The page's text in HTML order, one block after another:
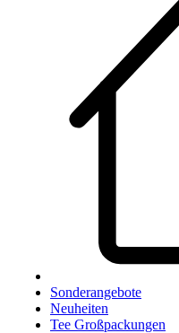
Sonderangebote
Neuheiten
Tee Großpackungen